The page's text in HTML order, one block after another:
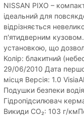
NISSAN PIXO –
ідеальний для
відрізняється
п'ятидверним
установкою, що
Колір: блакитний
29/06/2010 Дата
місця Версія: 1.0
Подушки безпеки
Гідропідсилювач
Викиди CO₂: 103 г/